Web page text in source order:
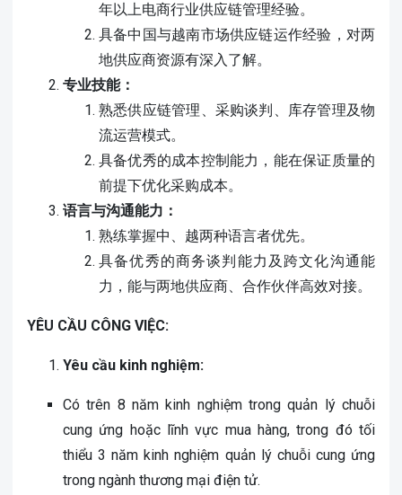
年以上电商行业供应链管理经验。
具备中国与越南市场供应链运作经验，对两
地供应商资源有深入了解。
专业技能：
熟悉供应链管理、采购谈判、库存管理及物
流运营模式。
具备优秀的成本控制能力，能在保证质量的
前提下优化采购成本。
语言与沟通能力：
熟练掌握中、越两种语言者优先。
具备优秀的商务谈判能力及跨文化沟通能
力，能与两地供应商、合作伙伴高效对接。
YÊU CẦU CÔNG VIỆC:
Yêu cầu kinh nghiệm:
Có trên 8 năm kinh nghiệm trong quản lý chuỗi
cung ứng hoặc lĩnh vực mua hàng, trong đó tối
thiểu 3 năm kinh nghiệm quản lý chuỗi cung ứng
trong ngành thương mại điện tử.